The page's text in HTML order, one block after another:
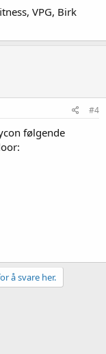
VPG, Birk
#4
følgende
å svare her.